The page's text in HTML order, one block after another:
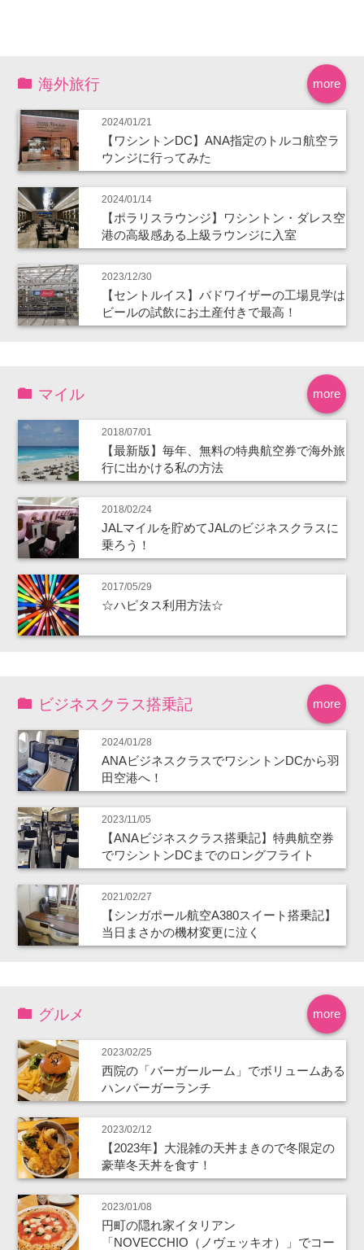
more
海外旅行
2024/01/21
【ワシントンDC】ANA指定のトルコ航空ラ
ウンジに行ってみた
2024/01/14
【ポラリスラウンジ】ワシントン・ダレス空
港の高級感ある上級ラウンジに入室
2023/12/30
【セントルイス】バドワイザーの工場見学は
ビールの試飲にお土産付きで最高！
more
マイル
2018/07/01
【最新版】毎年、無料の特典航空券で海外旅
行に出かける私の方法
2018/02/24
JALマイルを貯めてJALのビジネスクラスに
乗ろう！
2017/05/29
☆ハピタス利用方法☆
more
ビジネスクラス搭乗記
2024/01/28
ANAビジネスクラスでワシントンDCから羽
田空港へ！
2023/11/05
【ANAビジネスクラス搭乗記】特典航空券
でワシントンDCまでのロングフライト
2021/02/27
【シンガポール航空A380スイート搭乗記】
当日まさかの機材変更に泣く
more
グルメ
2023/02/25
西院の「バーガールーム」でボリュームある
ハンバーガーランチ
2023/02/12
【2023年】大混雑の天丼まきので冬限定の
豪華冬天丼を食す！
2023/01/08
円町の隠れ家イタリアン
「NOVECCHIO（ノヴェッキオ）」でコー